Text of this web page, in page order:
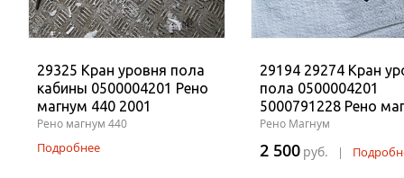
29325 Кран уровня пола
кабины 0500004201 Рено
магнум 440 2001
Рено магнум 440
Подробнее
29194 29274 Кран
пола 0500004201
5000791228 Рено
Рено Магнум
2 500 руб. |